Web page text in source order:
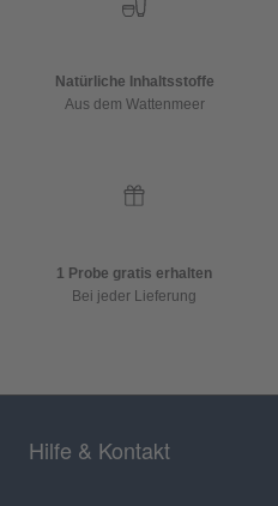
Natürliche Inhaltsstoffe
Aus dem Wattenmeer
1 Probe gratis erhalten
Bei jeder Lieferung
Hilfe & Kontakt